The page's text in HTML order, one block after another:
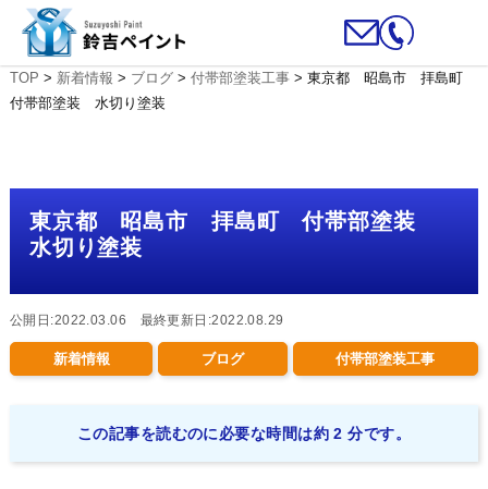
TOP > 新着情報 > ブログ> 付帯部塗装工事> 東京都 昭島市 拝島町
付帯部塗装 水切り塗装
東京都 昭島市 拝島町 付帯部塗装
水切り塗装
公開日:2022.03.06 最終更新日:2022.08.29
新着情報 ブログ 付帯部塗装工事
この記事を読むのに必要な時間は約 2 分です。